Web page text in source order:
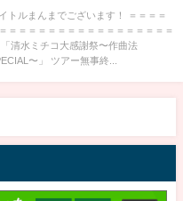
トルまんまでございます！ ＝＝＝＝
＝＝＝＝＝＝＝＝＝＝＝＝＝＝＝＝＝
「清水ミチコ大感謝祭〜作曲法
〜」 ツアー無事終...